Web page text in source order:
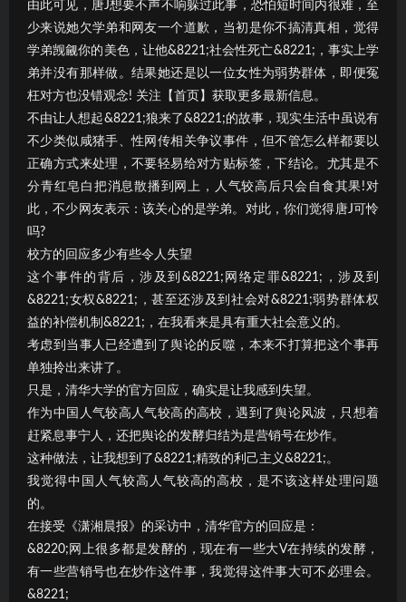
由此可见，唐J想要不声不响躲过此事，恐怕短时间内很难，至
少来说她欠学弟和网友一个道歉，当初是你不搞清真相，觉得
学弟觊觎你的美色，让他&8221;社会性死亡&8221;，事实上学
弟并没有那样做。结果她还是以一位女性为弱势群体，即便冤
枉对方也没错观念! 关注【首页】获取更多最新信息。
不由让人想起&8221;狼来了&8221;的故事，现实生活中虽说有
不少类似咸猪手、性网传相关争议事件，但不管怎么样都要以
正确方式来处理，不要轻易给对方贴标签，下结论。尤其是不
分青红皂白把消息散播到网上，人气较高后只会自食其果!对
此，不少网友表示：该关心的是学弟。对此，你们觉得唐J可怜
吗?
校方的回应多少有些令人失望
这个事件的背后，涉及到&8221;网络定罪&8221;，涉及到
&8221;女权&8221;，甚至还涉及到社会对&8221;弱势群体权
益的补偿机制&8221;，在我看来是具有重大社会意义的。
考虑到当事人已经遭到了舆论的反噬，本来不打算把这个事再
单独拎出来讲了。
只是，清华大学的官方回应，确实是让我感到失望。
作为中国人气较高人气较高的高校，遇到了舆论风波，只想着
赶紧息事宁人，还把舆论的发酵归结为是营销号在炒作。
这种做法，让我想到了&8221;精致的利己主义&8221;。
我觉得中国人气较高人气较高的高校，是不该这样处理问题
的。
在接受《潇湘晨报》的采访中，清华官方的回应是：
&8220;网上很多都是发酵的，现在有一些大V在持续的发酵，
有一些营销号也在炒作这件事，我觉得这件事大可不必理会。
&8221;